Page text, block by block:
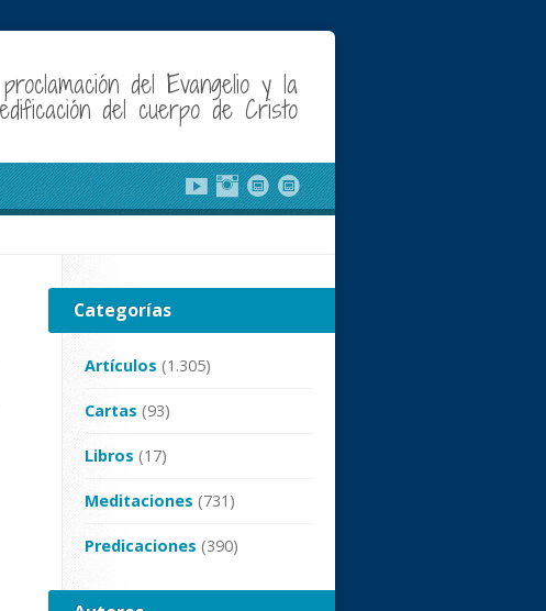
del Evangelio y la
edificación del cuerpo de Cristo
Categorías
Artículos (1.305)
Cartas (93)
Libros (17)
Meditaciones (731)
Predicaciones (390)